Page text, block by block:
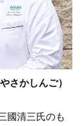
さかしんご）
國清三氏のも